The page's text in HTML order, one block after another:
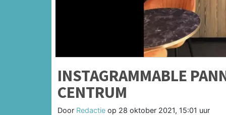
INSTAGRAMMABLE
CENTRUM
Door Redactie op 28 oktober 2021, 15:01 uur